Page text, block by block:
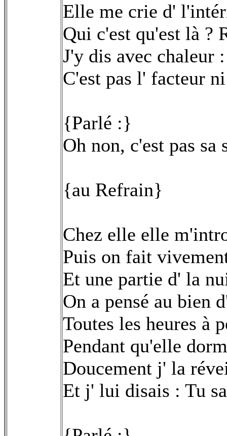
Elle me crie d'
Qui c'est qu'est là ?
J'y dis avec chaleur :
C'est pas l' facteur
{Parlé :}
Oh non, c'est pas
{au Refrain}
Chez elle elle
Puis on fait
Et une partie d' la
On a pensé au bien
Toutes les heures à
Pendant qu'elle
Doucement j' la
Et j' lui disais : Tu